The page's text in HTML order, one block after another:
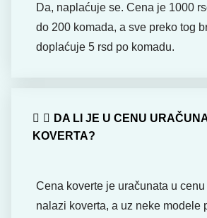
Da, naplaćuje se. Cena je 1000
do 200 komada, a sve preko tog
doplaćuje 5 rsd po komadu.
DA LI JE U CENU
KOVERTA?
Cena koverte je uračunata u
nalazi koverta, a uz neke modele